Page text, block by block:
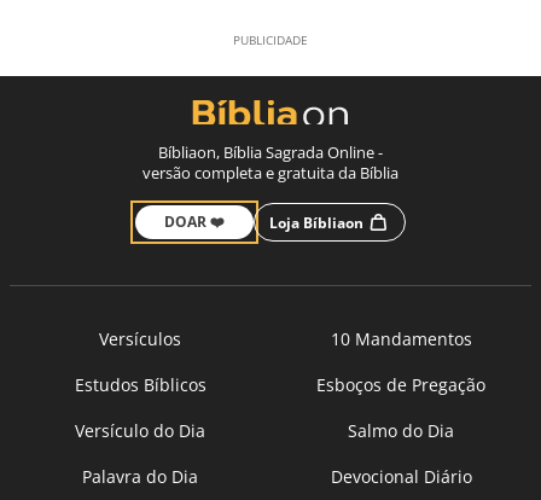
Bíbliaon, Bíblia Sagrada Online -
versão completa e gratuita da Bíblia
DOAR ❤️ Loja Bíbliaon
Versículos
10 Mandamentos
Estudos Bíblicos
Esboços de Pregação
Versículo do Dia
Salmo do Dia
Palavra do Dia
Devocional Diário